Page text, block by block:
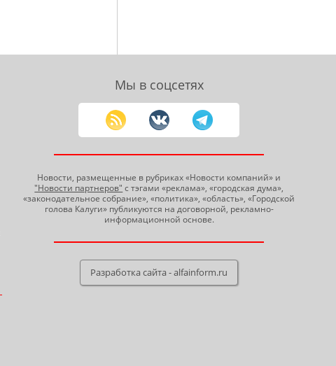
Мы в соцсетях
Новости, размещенные в рубриках «Новости компаний» и
"Новости партнеров" с тэгами «реклама», «городская дума»,
«законодательное собрание», «политика», «область», «Городской
голова Калуги» публикуются на договорной, рекламно-
информационной основе.
Разработка сайта - alfainform.ru